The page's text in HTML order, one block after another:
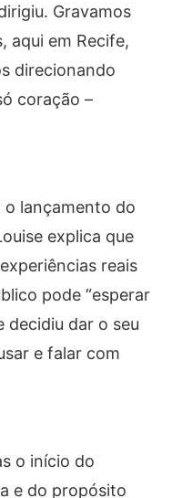
Gravamos
aqui em Recife,
direcionando
coração –
o lançamento do
explica que
reais
pode “esperar
decidiu dar o seu
e falar com
o início do
e do propósito